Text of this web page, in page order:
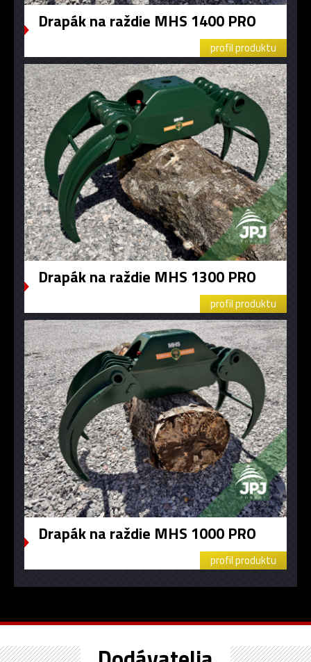
Drapák na raždie MHS 1400 PRO
profil produktu
Drapák na raždie MHS 1300 PRO
profil produktu
Drapák na raždie MHS 1000 PRO
profil produktu